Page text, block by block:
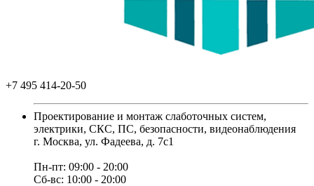
+7 495 414-20-50
Проектирование и монтаж слаботочных систем,
электрики, СКС, ПС, безопасности, видеонаблюдения
г. Москва, ул. Фадеева, д. 7с1
Пн-пт: 09:00 - 20:00
Сб-вс: 10:00 - 20:00